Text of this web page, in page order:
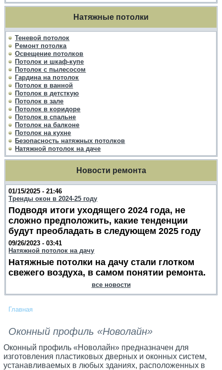
Натяжные потолки
Теневой потолок
Ремонт потолка
Освещение потолков
Потолок и шкаф-купе
Потолок с пылесосом
Гардина на потолок
Потолок в ванной
Потолок в детсткую
Потолок в зале
Потолок в коридоре
Потолок в спальне
Потолок на балконе
Потолок на кухне
Безопасность натяжных потолков
Натяжной потолок на даче
Новости ремонта
01/15/2025 - 21:46
Тренды окон в 2024-25 году
Подводя итоги уходящего 2024 года, не
сложно предположить, какие тенденции
будут преобладать в следующем 2025 году
09/26/2023 - 03:41
Натяжной потолок на дачу
Натяжные потолки на дачу стали глотком
свежего воздуха, в самом понятии ремонта.
все новости
Главная
Оконный профиль «Новолайн»
Оконный профиль «Новолайн» предназначен для
изготовления пластиковых дверных и оконных систем,
устанавливаемых в любых зданиях, расположенных в